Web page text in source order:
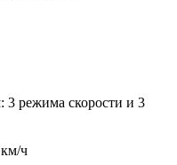
3 режима скорости и 3
ч